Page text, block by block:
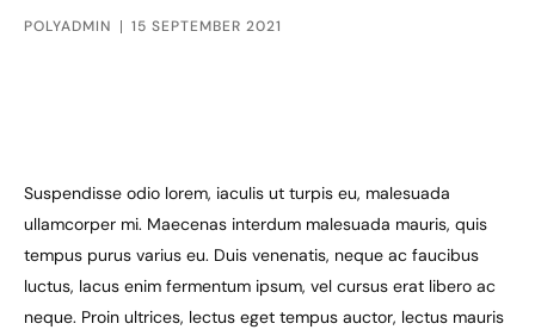
POLYADMIN 15 SEPTEMBER 2021
Suspendisse odio lorem, iaculis ut turpis eu, malesuada
ullamcorper mi. Maecenas interdum malesuada mauris, quis
tempus purus varius eu. Duis venenatis, neque ac faucibus
luctus, lacus enim fermentum ipsum, vel cursus erat libero ac
neque. Proin ultrices, lectus eget tempus auctor, lectus mauris